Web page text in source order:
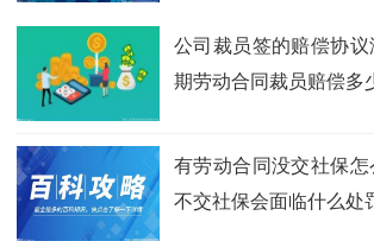
公司裁员签的赔偿协
期劳动合同裁员赔偿多
有劳动合同没交社保
不交社保会面临什么处